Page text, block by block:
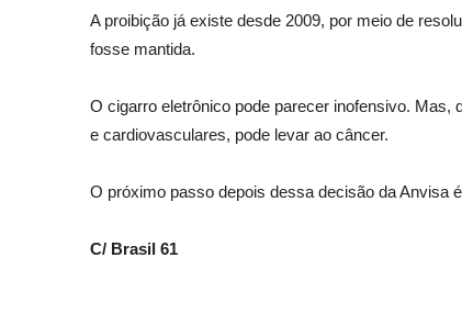
A proibição já existe desde 2009, por meio de
fosse mantida.
O cigarro eletrônico pode parecer inofensivo.
e cardiovasculares, pode levar ao câncer.
O próximo passo depois dessa decisão da Anvisa
C/ Brasil 61